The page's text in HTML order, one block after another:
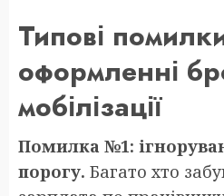
Типові
оформленні
мобілізації
Помилка №1:
порогу. Багато хто